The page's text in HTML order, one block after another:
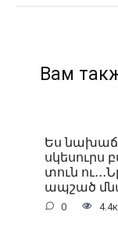
Вам
Ես
սկեսուրս
տուն
ապշած
0 4.4к.